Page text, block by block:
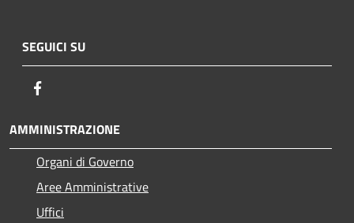
SEGUICI SU
AMMINISTRAZIONE
Organi di Governo
Aree Amministrative
Uffici